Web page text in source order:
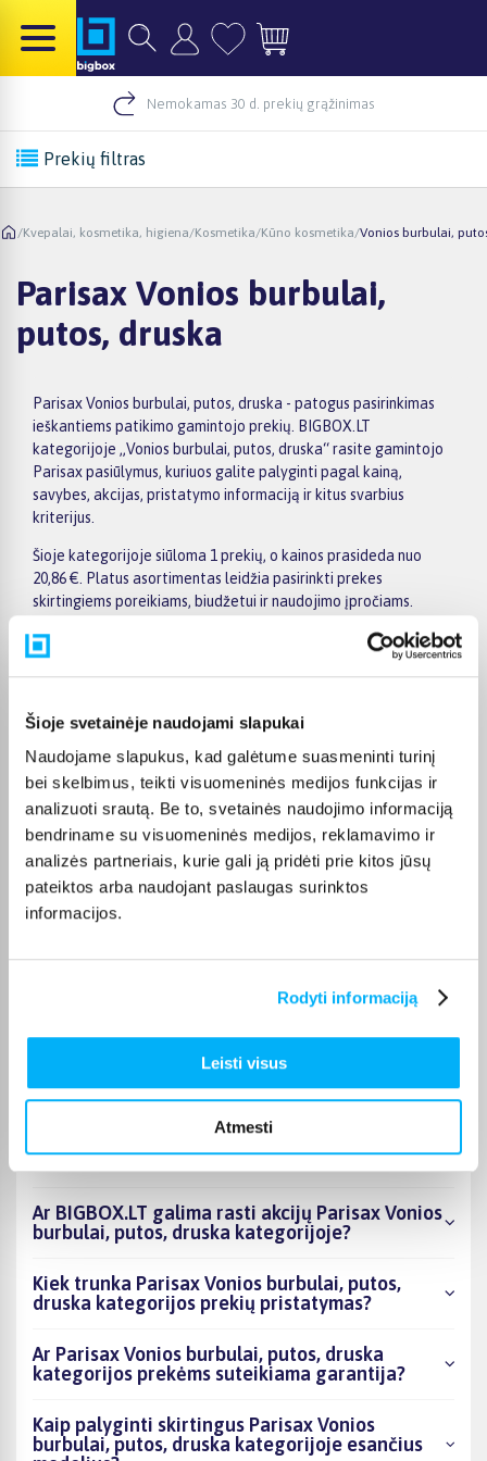
Šioje svetainėje naudojami slapukai
Naudojame slapukus, kad galėtume suasmeninti turinį
bei skelbimus, teikti visuomeninės medijos funkcijas ir
analizuoti srautą. Be to, svetainės naudojimo informaciją
bendriname su visuomeninės medijos, reklamavimo ir
analizės partneriais, kurie gali ją pridėti prie kitos jūsų
pateiktos arba naudojant paslaugas surinktos
informacijos.
Rodyti informaciją
Leisti visus
Atmesti
Nemokamas 30 d. prekių grąžinimas
Prekių filtras
/Kvepalai, kosmetika, higiena/Kosmetika/Kūno kosmetika/Vonios burbulai,
Parisax Vonios burbulai,
putos, druska
Parisax Vonios burbulai, putos, druska - patogus pasirinkimas
ieškantiems patikimo gamintojo prekių. BIGBOX.LT
kategorijoje „Vonios burbulai, putos, druska“ rasite gamintojo
Parisax pasiūlymus, kuriuos galite palyginti pagal kainą,
savybes, akcijas, pristatymo informaciją ir kitus svarbius
kriterijus.
Šioje kategorijoje siūloma 1 prekių, o kainos prasideda nuo
20,86 €. Platus asortimentas leidžia pasirinkti prekes
skirtingiems poreikiams, biudžetui ir naudojimo įpročiams.
savybes, funkcionalumą, komplektaciją, garantijos sąlygas bei
pasiūlymus ir patogiai palyginti Parisax prekes tarpusavyje.
Atsižvelkite į jums svarbiausius kriterijus, pristatymo
informaciją ir prekės aprašymą, kad galėtumėte priimti patogų
ir apgalvotą sprendimą.
Palyginkite Parisax prekes BIGBOX.LT ir išsirinkite tinkamiausią
variantą internetu.
Kokie Parisax Vonios burbulai, putos, druska
kategorijoje esantys produktai šiuo metu
Kiek prekių yra Parisax Vonios burbulai, putos,
žemiausia kaina?
Ar BIGBOX.LT galima rasti akcijų Parisax Vonios
burbulai, putos, druska kategorijoje?
Kiek trunka Parisax Vonios burbulai, putos,
druska kategorijos prekių pristatymas?
Ar Parisax Vonios burbulai, putos, druska
kategorijos prekėms suteikiama garantija?
Kaip palyginti skirtingus Parisax Vonios
burbulai, putos, druska kategorijoje esančius